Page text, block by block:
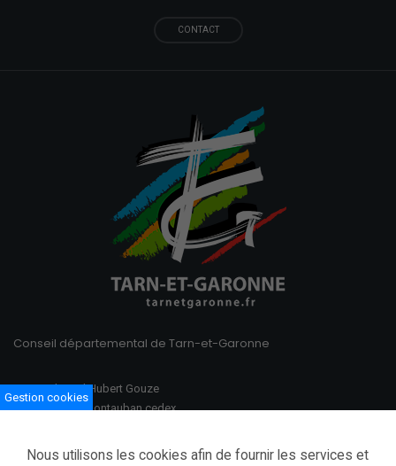
CONTACT
Conseil départemental de Tarn-et-Garonne
100 Boulevard Hubert Gouze
BP 783 82013 Montauban cedex
Gestion cookies
Nous utilisons les cookies afin de fournir les services et